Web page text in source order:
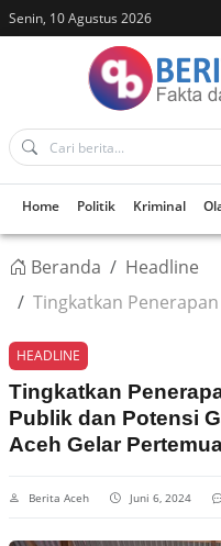
Senin, 10 Agustus 2026
Home Politik Kriminal
Beranda
Headline
Tingkatkan Penerapan Keterbukaan Informasi
HEADLINE
Tingkatkan
Publik dan Potensi
Aceh Gelar
Berita Aceh Juni 6, 2024